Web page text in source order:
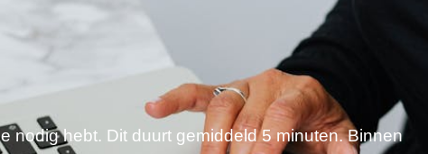
nodig hebt. Dit duurt gemiddeld 5 minuten. Binnen